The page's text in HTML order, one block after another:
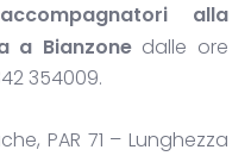
alla
a Bianzone dalle ore
354009.
PAR 71 – Lunghezza